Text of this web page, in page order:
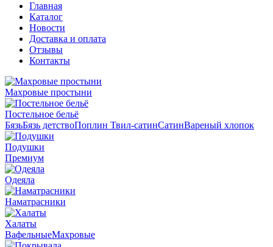
Главная
Каталог
Новости
Доставка и оплата
Отзывы
Контакты
Махровые простыни
Постельное бельё
БязьБязь детствоПоплин Твил-сатинСатинВареный хлопок
Подушки
Премиум
Одеяла
Наматрасники
Халаты
ВафельныеМахровые